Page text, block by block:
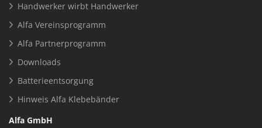
Handwerker wirbt Handwerker
Alfa Vereinsprogramm
Alfa Partnerprogramm
Downloads
Batterieentsorgung
Hinweis Alfa Klebebänder
Alfa GmbH